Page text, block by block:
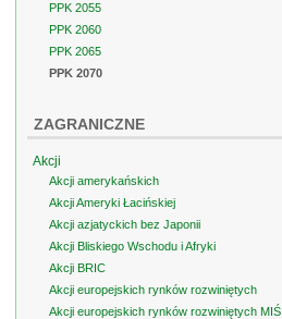
PPK 2055
PPK 2060
PPK 2065
PPK 2070
ZAGRANICZNE
Akcji
Akcji amerykańskich
Akcji Ameryki Łacińskiej
Akcji azjatyckich bez Japonii
Akcji Bliskiego Wschodu i Afryki
Akcji BRIC
Akcji europejskich rynków rozwiniętych
Akcji europejskich rynków rozwiniętych MIŚ